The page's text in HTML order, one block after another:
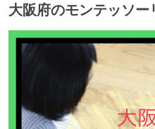
大阪府のモンテッソ